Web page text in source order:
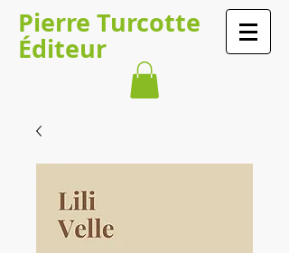
​​​​Pierre Turcotte​​​
Éditeur